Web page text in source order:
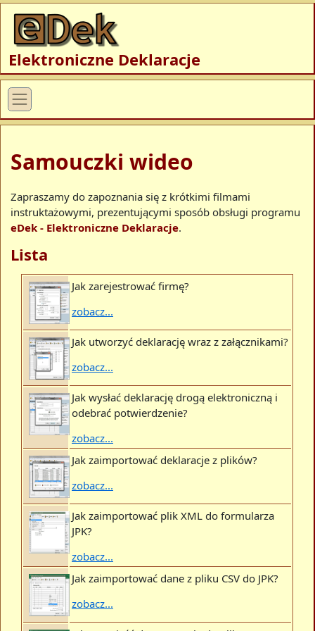
Elektroniczne Deklaracje
Samouczki wideo
Zapraszamy do zapoznania się z krótkimi filmami
instruktażowymi, prezentującymi sposób obsługi programu
eDek - Elektroniczne Deklaracje.
Lista
Jak zarejestrować firmę?
zobacz...
Jak utworzyć deklarację wraz z załącznikami?
zobacz...
Jak wysłać deklarację drogą elektroniczną i
odebrać potwierdzenie?
zobacz...
Jak zaimportować deklaracje z plików?
zobacz...
Jak zaimportować plik XML do formularza
JPK?
zobacz...
Jak zaimportować dane z pliku CSV do JPK?
zobacz...